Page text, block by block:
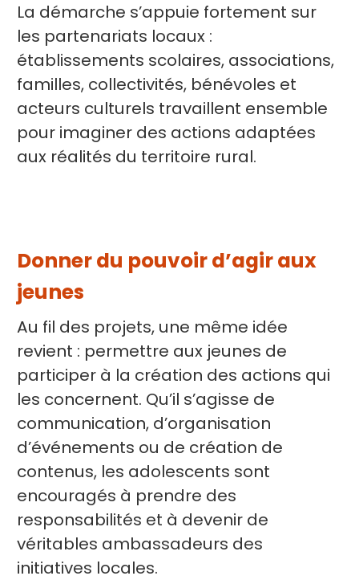
La démarche s’appuie fortement sur
les partenariats locaux :
établissements scolaires, associations,
familles, collectivités, bénévoles et
acteurs culturels travaillent ensemble
pour imaginer des actions adaptées
aux réalités du territoire rural.
Donner du pouvoir d’agir aux
jeunes
Au fil des projets, une même idée
revient : permettre aux jeunes de
participer à la création des actions qui
les concernent. Qu’il s’agisse de
communication, d’organisation
d’événements ou de création de
contenus, les adolescents sont
encouragés à prendre des
responsabilités et à devenir de
véritables ambassadeurs des
initiatives locales.